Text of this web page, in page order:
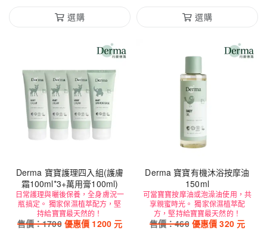
選購
選購
Derma 寶寶護理四入組(護膚
霜100ml*3+萬用膏100ml)
日常護理與曬後保養，全身膚況一
瓶搞定。 獨家保濕植萃配方，堅
持給寶寶最天然的！
售價：1700 優惠價 1200元
Derma 寶寶有機沐浴按摩油
150ml
可當寶寶按摩油或泡澡油使用，共
享親蜜時光。 獨家保濕植萃配
方，堅持給寶寶最天然的！
售價：460 優惠價320元